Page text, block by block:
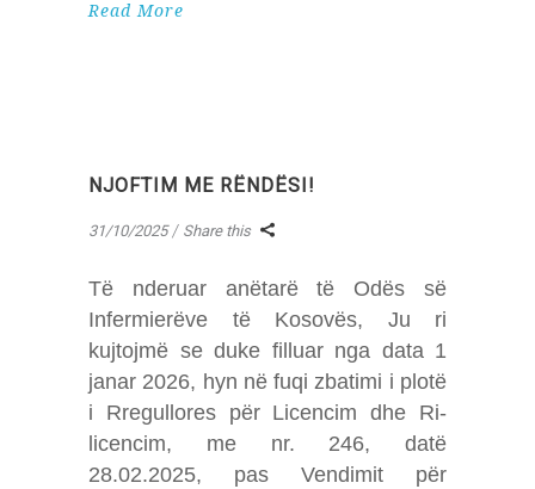
Read More
NJOFTIM ME RËNDËSI!
31/10/2025 Share this
Të nderuar anëtarë të Odës së
Infermierëve të Kosovës, Ju ri
kujtojmë se duke filluar nga data 1
janar 2026, hyn në fuqi zbatimi i plotë
i Rregullores për Licencim dhe Ri-
licencim, me nr. 246, datë
28.02.2025, pas Vendimit për